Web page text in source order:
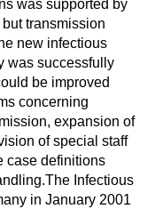
was supported by
transmission
new infectious
was successfully
be improved
concerning
expansion of
of special staff
case definitions
Infectious
in January 2001